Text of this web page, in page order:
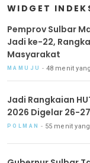
WIDGET
Pemprov Sulbar
Jadi ke-22,
Masyarakat
MAMUJU 48 menit
Jadi Rangkaian
2026 Digelar 26-
POLMAN 55 menit